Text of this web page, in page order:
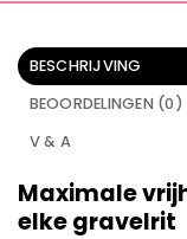
BESCHRIJVING
BEOORDELINGEN (0)
V & A
Maximale
elke gravelrit